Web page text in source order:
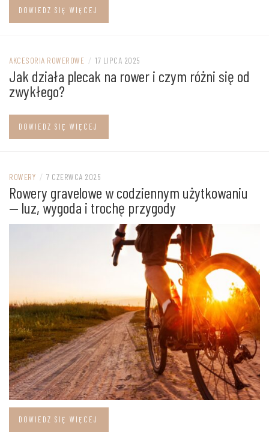
DOWIEDZ SIĘ WIĘCEJ
AKCESORIA ROWEROWE / 17 LIPCA 2025
Jak działa plecak na rower i czym różni się od
zwykłego?
DOWIEDZ SIĘ WIĘCEJ
ROWERY / 7 CZERWCA 2025
Rowery gravelowe w codziennym użytkowaniu
— luz, wygoda i trochę przygody
DOWIEDZ SIĘ WIĘCEJ